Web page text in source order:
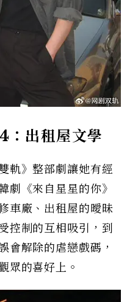
：出租屋文學
軌》整部劇讓她有經
劇《來自星星的你》
車廠、出租屋的曖昧
控制的互相吸引，到
會解除的虐戀戲碼，
眾的喜好上。